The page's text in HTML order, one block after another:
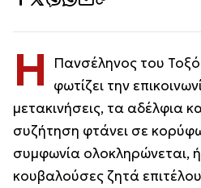
Η
Πανσέληνος του
φωτίζει την
μετακινήσεις, τα αδέλφια
συζήτηση φτάνει σε
συμφωνία ολοκληρώνεται,
κουβαλούσες ζητά